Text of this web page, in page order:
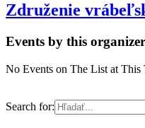
Združenie
Events by this organizer
No Events on The List at This
Search for: